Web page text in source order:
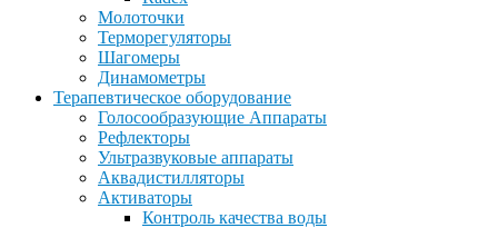
Молоточки
Терморегуляторы
Шагомеры
Динамометры
Терапевтическое оборудование
Голосообразующие Аппараты
Рефлекторы
Ультразвуковые аппараты
Аквадистилляторы
Активаторы
Контроль качества воды